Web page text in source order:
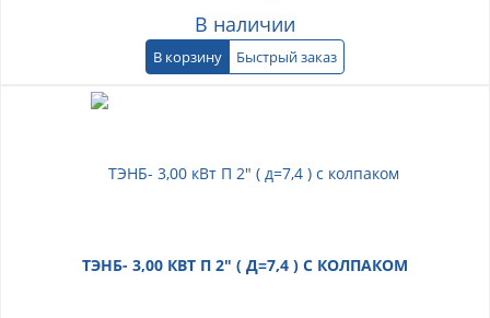
В наличии
В корзину Быстрый заказ
ТЭНБ- 3,00 КВТ П 2" ( Д=7,4 ) С КОЛПАКОМ